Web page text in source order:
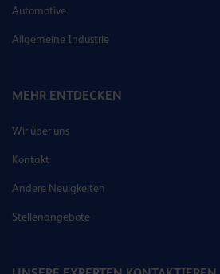
Automotive
Allgemeine Industrie
MEHR ENTDECKEN
Wir über uns
Kontakt
Andere Neuigkeiten
Stellenangebote